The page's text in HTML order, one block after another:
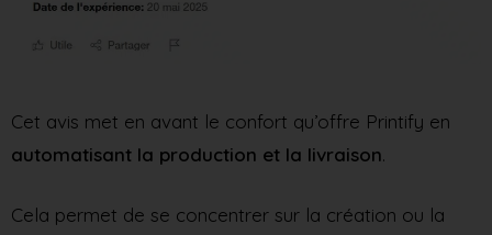
Cet avis met en avant le confort qu’offre Printify en
automatisant la production et la livraison.
Cela permet de se concentrer sur la création ou la